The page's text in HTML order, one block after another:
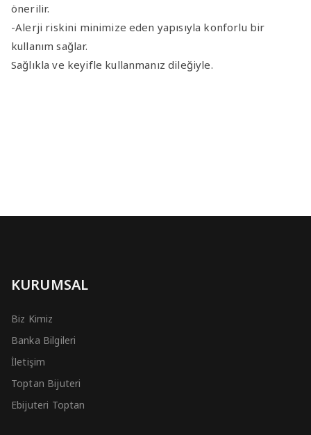
önerilir.
-Alerji riskini minimize eden yapısıyla konforlu bir
kullanım sağlar.
Sağlıkla ve keyifle kullanmanız dileğiyle.
KURUMSAL
Biz Kimiz
Banka Bilgileri
İletişim
Toptan Bijuteri
Ebijuteri Toptan